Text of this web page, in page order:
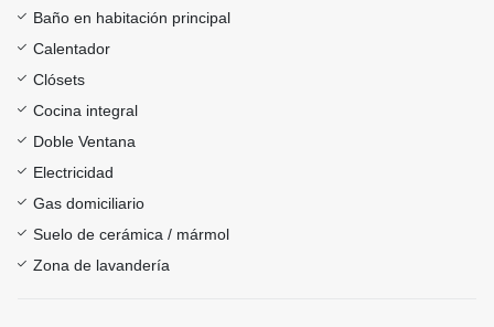
Baño en habitación principal
Calentador
Clósets
Cocina integral
Doble Ventana
Electricidad
Gas domiciliario
Suelo de cerámica / mármol
Zona de lavandería